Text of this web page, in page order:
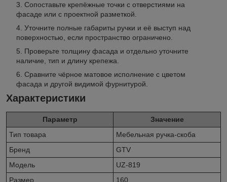
Сопоставьте крепёжные точки с отверстиями на
фасаде или с проектной разметкой.
Уточните полные габариты ручки и её выступ над
поверхностью, если пространство ограничено.
Проверьте толщину фасада и отдельно уточните
наличие, тип и длину крепежа.
Сравните чёрное матовое исполнение с цветом
фасада и другой видимой фурнитурой.
Характеристики
Параметр
Значение
Тип товара
Мебельная ручка-скоба
Бренд
GTV
Модель
UZ-819
Размер
160